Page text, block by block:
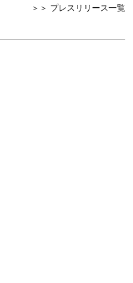
＞＞ プレスリリース一覧